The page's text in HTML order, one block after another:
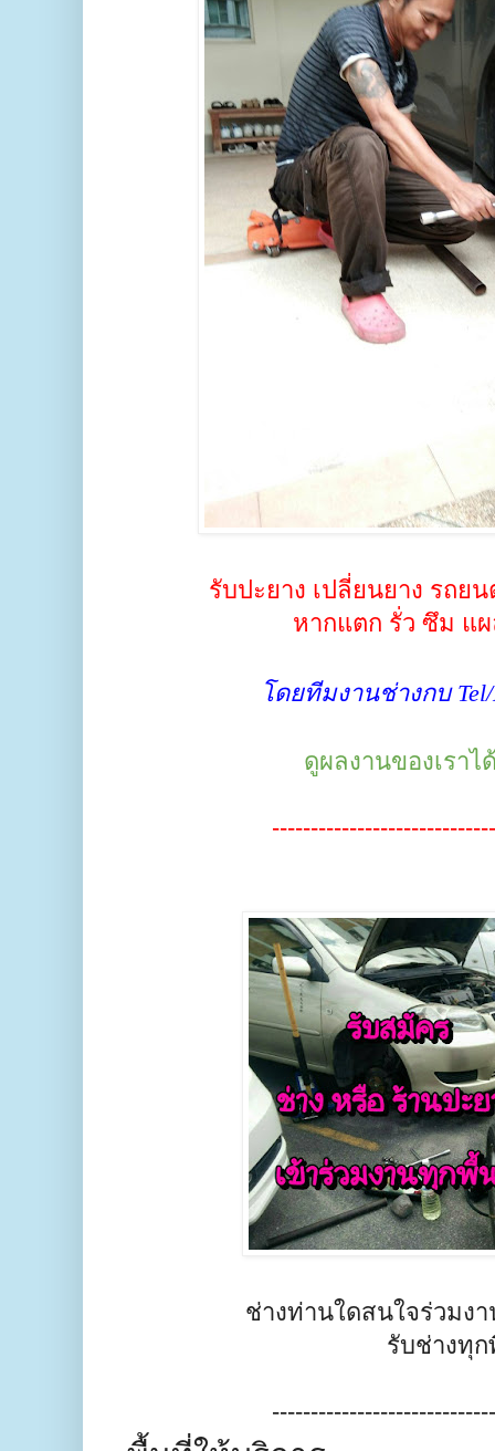
รับปะยาง เปลี่ยนยาง รถย
หากแตก รั่ว ซึม แ
โดยทีมงานช่างกบ
ดูผลงานของเรา
ช่างท่านใดสนใจร่วมงา
รับช่างทุ